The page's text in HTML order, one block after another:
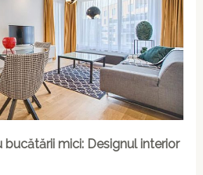
mici: Designul interior